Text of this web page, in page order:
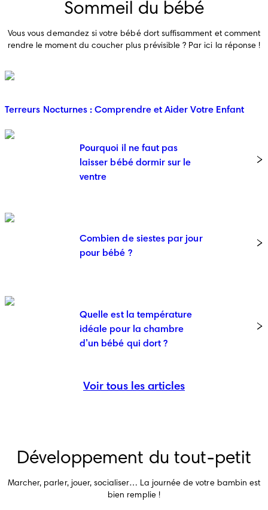
Sommeil du bébé
Vous vous demandez si votre bébé dort suffisamment et comment
rendre le moment du coucher plus prévisible ? Par ici la réponse !
Terreurs Nocturnes : Comprendre et Aider Votre Enfant
Pourquoi il ne faut pas
laisser bébé dormir sur le
ventre
Combien de siestes par jour
pour bébé ?
Quelle est la température
idéale pour la chambre
d’un bébé qui dort ?
Voir tous les articles
Développement du tout-petit
Marcher, parler, jouer, socialiser… La journée de votre bambin est
bien remplie !